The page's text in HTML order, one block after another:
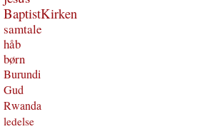
BaptistKirken
samtale
håb
børn
Burundi
Gud
Rwanda
ledelse